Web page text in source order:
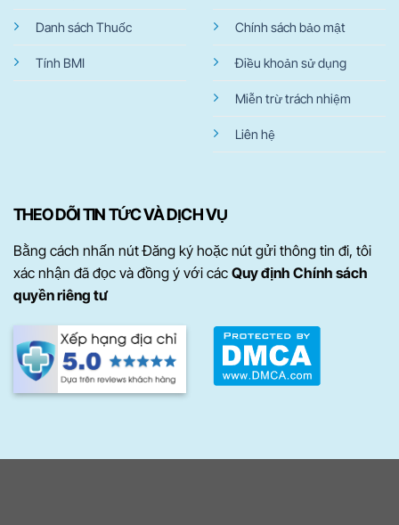
Danh sách Thuốc
Tính BMI
Chính sách bảo mật
Điều khoản sử dụng
Miễn trừ trách nhiệm
Liên hệ
THEO DÕI TIN TỨC VÀ DỊCH VỤ
Bằng cách nhấn nút Đăng ký hoặc nút gửi thông tin đi, tôi
xác nhận đã đọc và đồng ý với các Quy định Chính sách
quyền riêng tư